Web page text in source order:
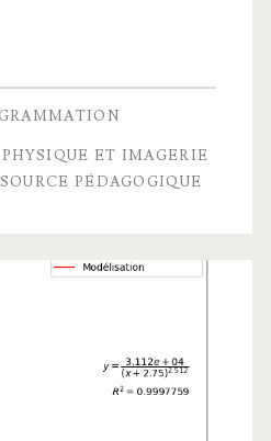
PHYSIQUE ET IMAGERIE
PÉDAGOGIQUE